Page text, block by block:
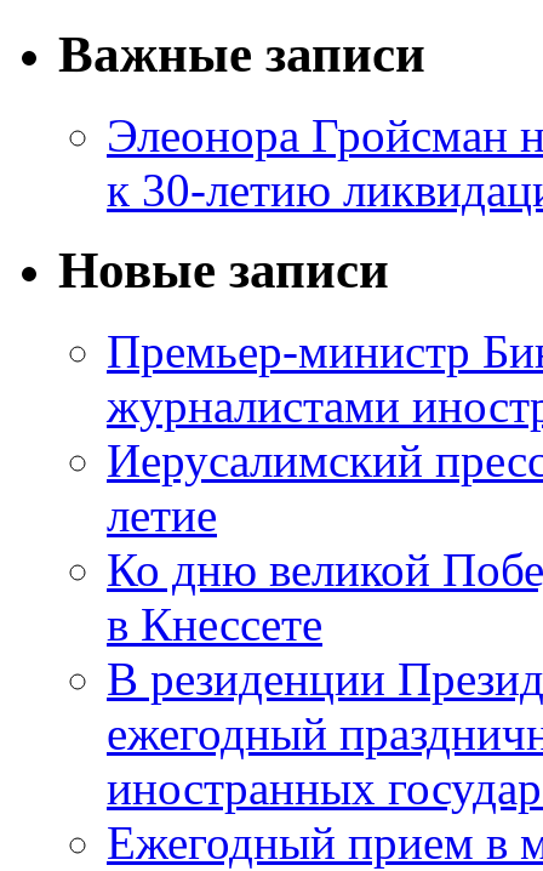
Важные записи
Элеонора Гройсман
к 30-летию
Новые записи
Премьер-министр
журналистами
Иерусалимский
летие
Ко дню великой
в Кнессете
В резиденции
ежегодный
иностранных
Ежегодный прием в